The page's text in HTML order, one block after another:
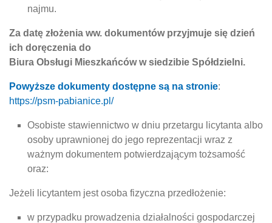
najmu.
Za datę złożenia ww. dokumentów przyjmuje się dzień
ich doręczenia do
Biura Obsługi Mieszkańców w siedzibie Spółdzielni.
Powyższe dokumenty dostępne są na stronie:
https://psm-pabianice.pl/
Osobiste stawiennictwo w dniu przetargu licytanta albo
osoby uprawnionej do jego reprezentacji wraz z
ważnym dokumentem potwierdzającym tożsamość
oraz:
Jeżeli licytantem jest osoba fizyczna przedłożenie:
w przypadku prowadzenia działalności gospodarczej